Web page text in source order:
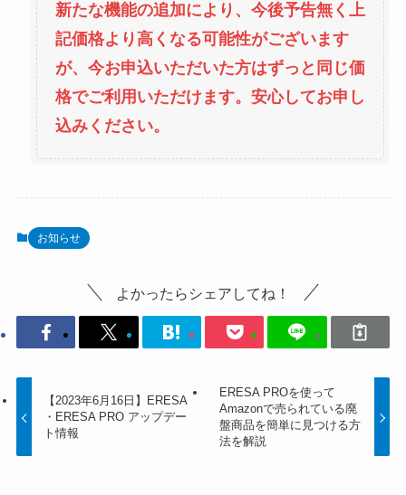
新たな機能の追加により、今後予告無く上
記価格より高くなる可能性がございます
が、今お申込いただいた方はずっと同じ価
格でご利用いただけます。安心してお申し
込みください。
お知らせ
よかったらシェアしてね！
【2023年6月16日】ERESA
・ERESA PRO アップデー
ト情報
ERESA PROを使って
Amazonで売られている廃
盤商品を簡単に見つける方
法を解説